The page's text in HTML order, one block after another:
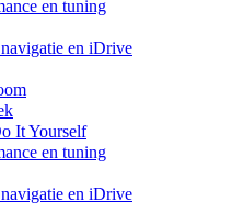
en tuning
en iDrive
It Yourself
en tuning
en iDrive